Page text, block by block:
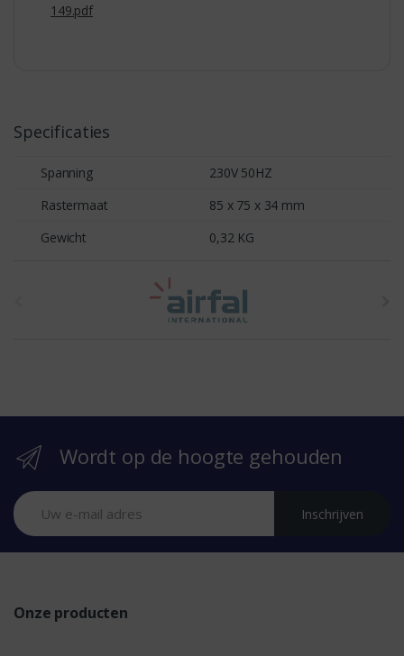
149.pdf
Specificaties
Spanning
230V 50HZ
Rastermaat
85 x 75 x 34 mm
Gewicht
0,32 KG
r
Wordt op de hoogte gehouden
Inschrijven
Onze producten